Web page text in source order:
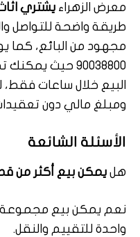
معرض الزهراء يشتري
طريقة واضحة للتواصل
مجهود من البائع، كما
90038800 حيث
البيع خلال ساعات
ومبلغ مالي دون
الأسئلة الشائعة
هل يمكن بيع أكثر من
نعم يمكن بيع مجموعة
واحدة للتقييم والنقل.